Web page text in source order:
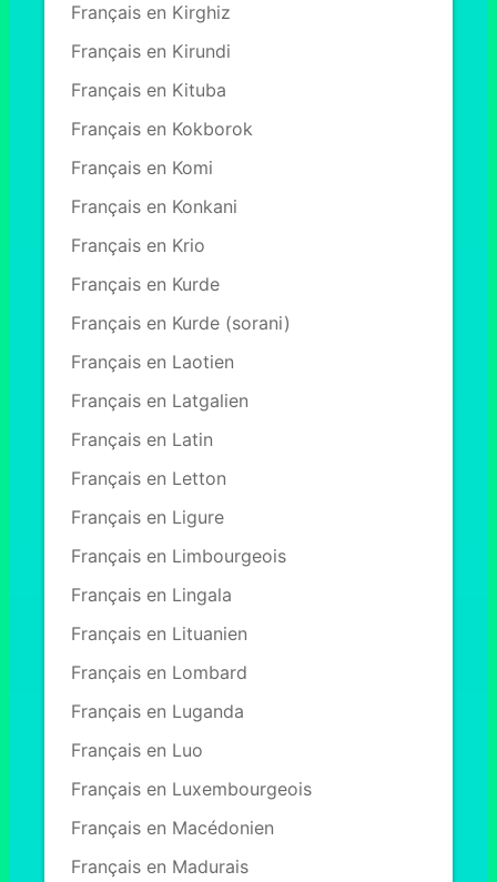
Français en Kirghiz
Français en Kirundi
Français en Kituba
Français en Kokborok
Français en Komi
Français en Konkani
Français en Krio
Français en Kurde
Français en Kurde (sorani)
Français en Laotien
Français en Latgalien
Français en Latin
Français en Letton
Français en Ligure
Français en Limbourgeois
Français en Lingala
Français en Lituanien
Français en Lombard
Français en Luganda
Français en Luo
Français en Luxembourgeois
Français en Macédonien
Français en Madurais